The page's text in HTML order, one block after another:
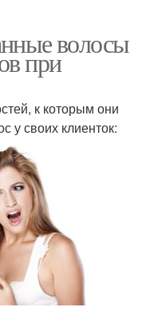
волосы
при
к которым они
у своих клиенток: